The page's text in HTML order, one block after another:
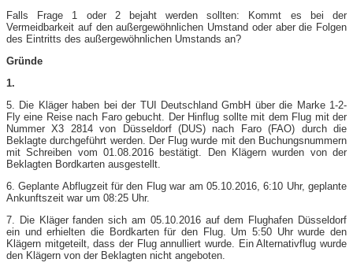
Falls Frage 1 oder 2 bejaht werden sollten: Kommt es bei der
Vermeidbarkeit auf den außergewöhnlichen Umstand oder aber die Folgen
des Eintritts des außergewöhnlichen Umstands an?
Gründe
1.
5. Die Kläger haben bei der TUI Deutschland GmbH über die Marke 1-​2-
Fly eine Reise nach Faro gebucht. Der Hinflug sollte mit dem Flug mit der
Nummer X3 2814 von Düsseldorf (DUS) nach Faro (FAO) durch die
Beklagte durchgeführt werden. Der Flug wurde mit den Buchungsnummern
mit Schreiben vom 01.08.2016 bestätigt. Den Klägern wurden von der
Beklagten Bordkarten ausgestellt.
6. Geplante Abflugzeit für den Flug war am 05.10.2016, 6:10 Uhr, geplante
Ankunftszeit war um 08:25 Uhr.
7. Die Kläger fanden sich am 05.10.2016 auf dem Flughafen Düsseldorf
ein und erhielten die Bordkarten für den Flug. Um 5:50 Uhr wurde den
Klägern mitgeteilt, dass der Flug annulliert wurde. Ein Alternativflug wurde
den Klägern von der Beklagten nicht angeboten.